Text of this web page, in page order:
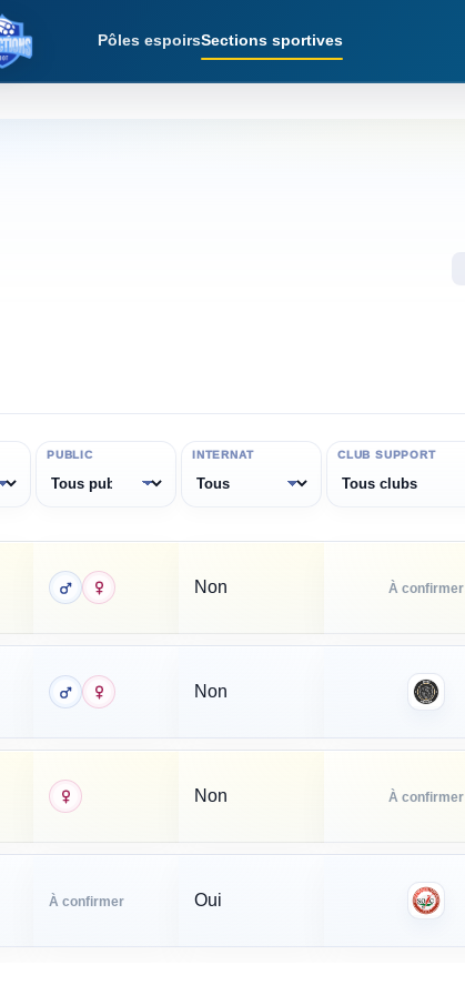
Détections Foot
Pôles espoirsSections sportives
PUBLIC INTERNAT CLUB SUPPORT
Non À confirmer
Non
Non À confirmer
À confirmer Oui